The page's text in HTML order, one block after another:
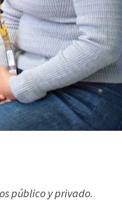
público y privado.